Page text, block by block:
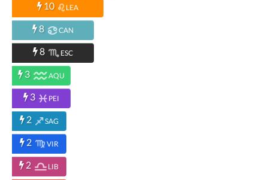
10 LEA
8 CAN
8 ESC
3 AQU
3 PEI
2 SAG
2 VIR
2 LIB